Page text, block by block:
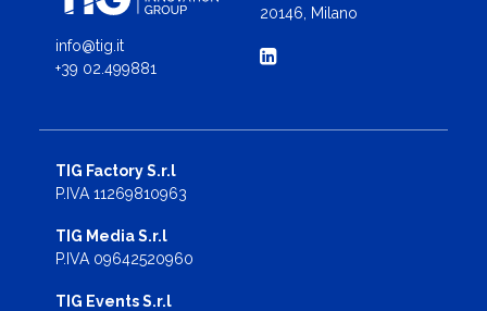
info@tig.it
+39 02.499881
20146, Milano
TIG Factory S.r.l
P.IVA 11269810963
TIG Media S.r.l
P.IVA 09642520960
TIG Events S.r.l